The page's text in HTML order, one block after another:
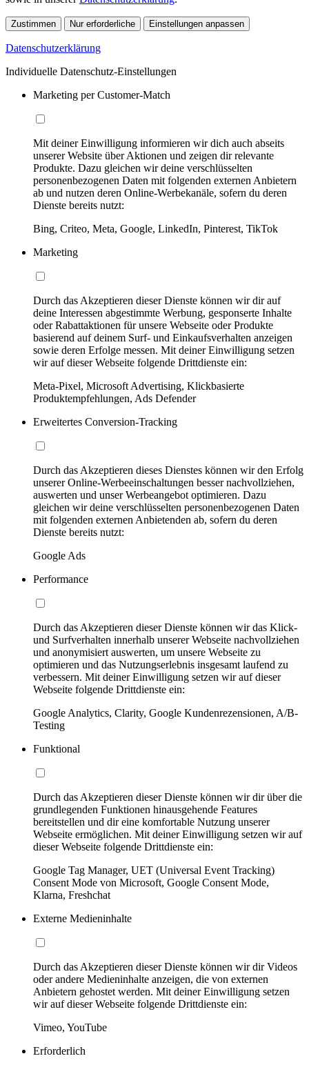
Zustimmen Nur erforderliche Einstellungen anpassen
Datenschutzerklärung
Individuelle Datenschutz-Einstellungen
Marketing per Customer-Match
Mit deiner Einwilligung informieren wir dich auch abseits
unserer Website über Aktionen und zeigen dir relevante
Produkte. Dazu gleichen wir deine verschlüsselten
personenbezogenen Daten mit folgenden externen Anbietern
ab und nutzen deren Online-Werbekanäle, sofern du deren
Dienste bereits nutzt:
Bing, Criteo, Meta, Google, LinkedIn, Pinterest, TikTok
Marketing
Durch das Akzeptieren dieser Dienste können wir dir auf
deine Interessen abgestimmte Werbung, gesponserte Inhalte
oder Rabattaktionen für unsere Webseite oder Produkte
basierend auf deinem Surf- und Einkaufsverhalten anzeigen
sowie deren Erfolge messen. Mit deiner Einwilligung setzen
wir auf dieser Webseite folgende Drittdienste ein:
Meta-Pixel, Microsoft Advertising, Klickbasierte
Produktempfehlungen, Ads Defender
Erweitertes Conversion-Tracking
Durch das Akzeptieren dieses Dienstes können wir den Erfolg
unserer Online-Werbeeinschaltungen besser nachvollziehen,
auswerten und unser Werbeangebot optimieren. Dazu
gleichen wir deine verschlüsselten personenbezogenen Daten
mit folgenden externen Anbietenden ab, sofern du deren
Dienste bereits nutzt:
Google Ads
Performance
Durch das Akzeptieren dieser Dienste können wir das Klick-
und Surfverhalten innerhalb unserer Webseite nachvollziehen
und anonymisiert auswerten, um unsere Webseite zu
optimieren und das Nutzungserlebnis insgesamt laufend zu
verbessern. Mit deiner Einwilligung setzen wir auf dieser
Webseite folgende Drittdienste ein:
Google Analytics, Clarity, Google Kundenrezensionen, A/B-
Testing
Funktional
Durch das Akzeptieren dieser Dienste können wir dir über die
grundlegenden Funktionen hinausgehende Features
bereitstellen und dir eine komfortable Nutzung unserer
Webseite ermöglichen. Mit deiner Einwilligung setzen wir auf
dieser Webseite folgende Drittdienste ein:
Google Tag Manager, UET (Universal Event Tracking)
Consent Mode von Microsoft, Google Consent Mode,
Klarna, Freshchat
Externe Medieninhalte
Durch das Akzeptieren dieser Dienste können wir dir Videos
oder andere Medieninhalte anzeigen, die von externen
Anbietern gehostet werden. Mit deiner Einwilligung setzen
wir auf dieser Webseite folgende Drittdienste ein:
Vimeo, YouTube
Erforderlich